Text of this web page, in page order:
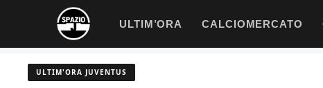
contenuto
ULTIM’ORA CALCIOMERCATO
ULTIM'ORA JUVENTUS